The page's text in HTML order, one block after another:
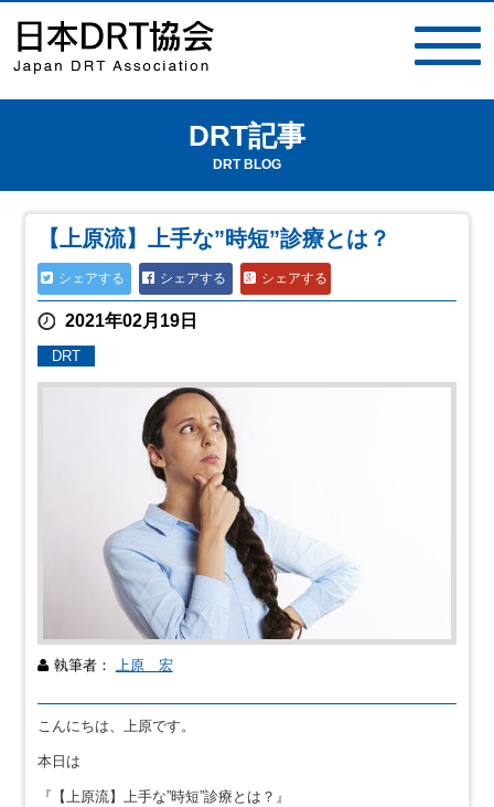
DRT記事
DRT BLOG
【上原流】上手な”時短”診療とは？
シェアする シェアする シェアする
2021年02月19日
DRT
執筆者： 上原 宏
こんにちは、上原です。
本日は
『【上原流】上手な”時短”診療とは？』